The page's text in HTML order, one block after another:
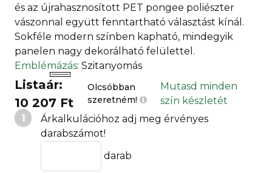
és az újrahasznosított PET pongee poliészter
vászonnal együtt fenntartható választást kínál.
Sokféle modern színben kapható, mindegyik
panelen nagy dekorálható felülettel.
Emblémázás: Szitanyomás
Listaár:
10 207 Ft
Olcsóbban
szeretném!
Mutasd minden
szín készletét
1
Árkalkulációhoz adj meg érvényes
darabszámot!
darab